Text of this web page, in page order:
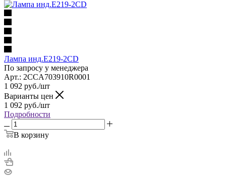
Лампа инд.E219-2CD
По запросу у менеджера
Арт.: 2CCA703910R0001
1 092 руб./шт
Варианты цен
1 092 руб./шт
Подробности
В корзину